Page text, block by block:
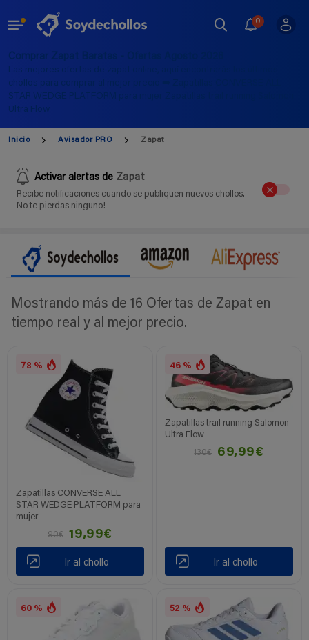
0
Comprar Zapat Baratas - Ofertas Agosto 2026
Las mejores ofertas de zapat online, aquí encontrarás los últimos
chollos para comprar al mejor precio ➡️ Zapatillas CONVERSE ALL
STAR WEDGE PLATFORM para mujer Zapatillas trail running Salomon
Ultra Flow
Inicio Avisador PRO Zapat
Activar alertas de Zapat
Recibe notificaciones cuando se publiquen nuevos chollos.
No te pierdas ninguno!
Mostrando más de 16 Ofertas de Zapat en
tiempo real y al mejor precio.
78 %
Zapatillas CONVERSE ALL
STAR WEDGE PLATFORM para
mujer
90€
19,99€
Ir al chollo
46 %
Zapatillas trail running Salomon
Ultra Flow
130€
69,99€
Ir al chollo
60 % 52 %